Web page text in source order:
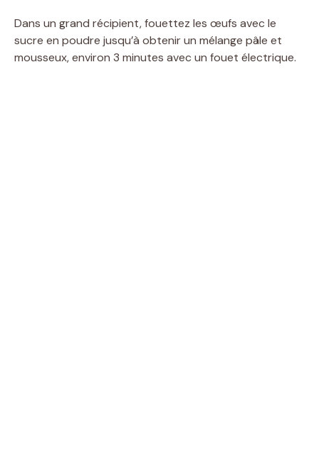
Dans un grand récipient, fouettez les œufs avec le
sucre en poudre jusqu’à obtenir un mélange pâle et
mousseux, environ 3 minutes avec un fouet électrique.